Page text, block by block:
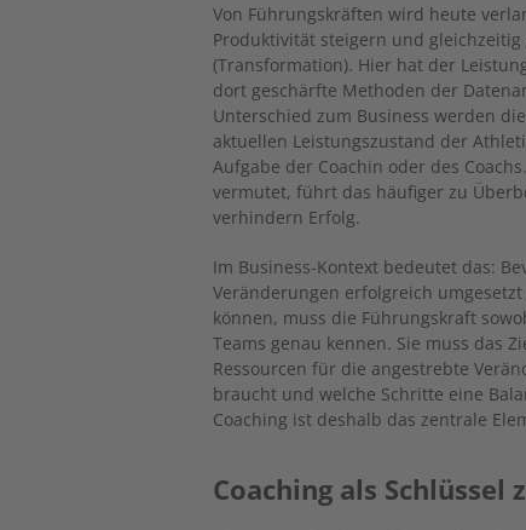
Von Führungskräften wird heute
Produktivität steigern und
(Transformation). Hier hat der
dort geschärfte Methoden der
Unterschied zum Business werden
aktuellen Leistungszustand der
Aufgabe der Coachin oder des
vermutet, führt das häufiger zu
verhindern Erfolg.
Im Business-Kontext bedeutet das:
Veränderungen erfolgreich
können, muss die Führungskraft
Teams genau kennen. Sie muss das
Ressourcen für die angestrebte
braucht und welche Schritte eine
Coaching ist deshalb das zentrale
Coaching als